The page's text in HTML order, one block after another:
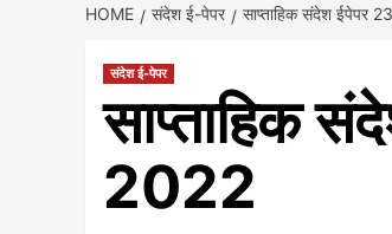
HOME संदेश ई-पेपर साप्ताहिक संदेश ईपेपर
संदेश ई-पेपर
साप्ताहिक
2022